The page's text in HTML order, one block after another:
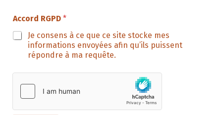
Accord RGPD *
Je consens à ce que ce site stocke mes
informations envoyées afin qu’ils puissent
répondre à ma requête.